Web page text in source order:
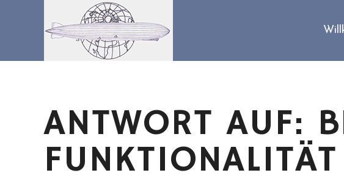
ANTWORT AUF: